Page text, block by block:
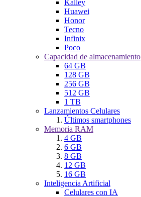
Kalley
Huawei
Honor
Tecno
Infinix
Poco
Capacidad de almacenamiento
64 GB
128 GB
256 GB
512 GB
1 TB
Lanzamientos Celulares
Últimos smartphones
Memoria RAM
4 GB
6 GB
8 GB
12 GB
16 GB
Inteligencia Artificial
Celulares con IA